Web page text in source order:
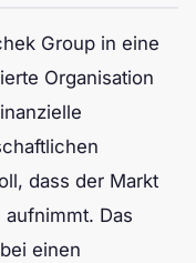
Group in eine
Organisation
dass der Markt
Das
einen